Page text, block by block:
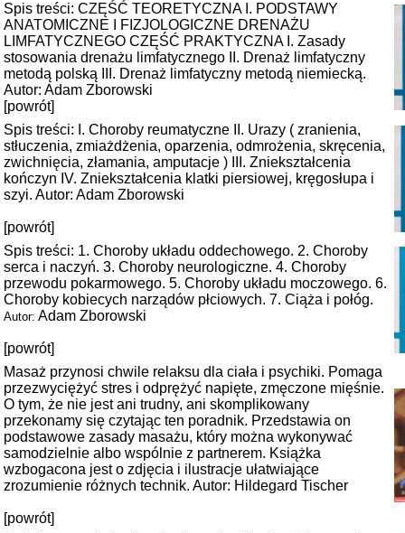
Spis treści: CZĘŚĆ TEORETYCZNA I. PODSTAWY
ANATOMICZNE I FIZJOLOGICZNE DRENAŻU
LIMFATYCZNEGO CZĘŚĆ PRAKTYCZNA I. Zasady
stosowania drenażu limfatycznego II. Drenaż limfatyczny
metodą polską III. Drenaż limfatyczny metodą niemiecką.
Autor: Adam Zborowski
[powrót]
Spis treści: I. Choroby reumatyczne II. Urazy ( zranienia,
stłuczenia, zmiażdżenia, oparzenia, odmrożenia, skręcenia,
zwichnięcia, złamania, amputacje ) III. Zniekształcenia
kończyn IV. Zniekształcenia klatki piersiowej, kręgosłupa i
szyi. Autor: Adam Zborowski
[powrót]
Spis treści: 1. Choroby układu oddechowego. 2. Choroby
serca i naczyń. 3. Choroby neurologiczne. 4. Choroby
przewodu pokarmowego. 5. Choroby układu moczowego. 6.
Choroby kobiecych narządów płciowych. 7. Ciąża i połóg.
Autor: Adam Zborowski
[powrót]
Masaż przynosi chwile relaksu dla ciała i psychiki. Pomaga
przezwyciężyć stres i odprężyć napięte, zmęczone mięśnie.
O tym, że nie jest ani trudny, ani skomplikowany
przekonamy się czytając ten poradnik. Przedstawia on
podstawowe zasady masażu, który można wykonywać
samodzielnie albo wspólnie z partnerem. Książka
wzbogacona jest o zdjęcia i ilustracje ułatwiające
zrozumienie różnych technik. Autor: Hildegard Tischer
[powrót]